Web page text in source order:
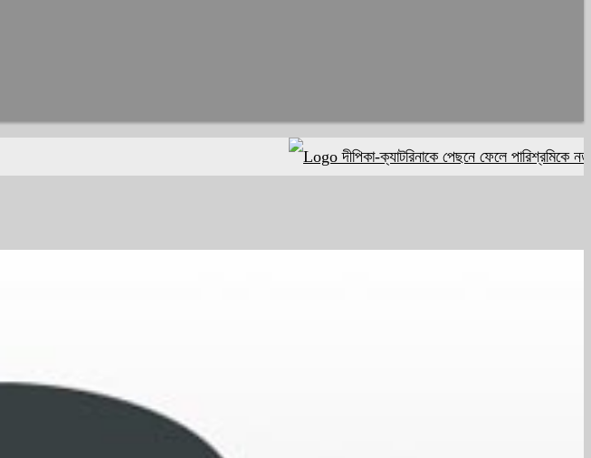
দীপিকা-ক্যাটরিনাকে পেছনে ফেলে পারিশ্রমিকে নতুন